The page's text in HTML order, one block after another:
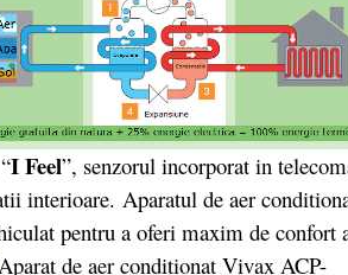
I Feel”, senzorul incorporat in
interioare. Aparatul de aer
pentru a oferi maxim de confort